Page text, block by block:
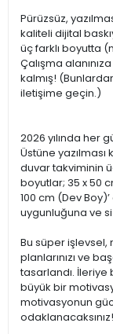
Pürüzsüz,
kaliteli dijital
üç farklı boyutta
Çalışma
kalmış!
iletişime geçin.)
2026 yılında her
Üstüne yazılması
duvar takviminin
boyutlar; 35 x 50
100 cm (Dev
uygunluğuna ve
Bu süper işlevsel,
planlarınızı ve
tasarlandı.
büyük bir
motivasyonun
odaklanacaksınız!